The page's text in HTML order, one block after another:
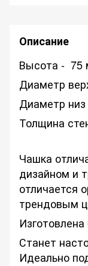
Описание
Высота - 75
Диаметр
Диаметр
Толщина
Чашка
дизайном и
отличается
трендовым
Станет
Идеально